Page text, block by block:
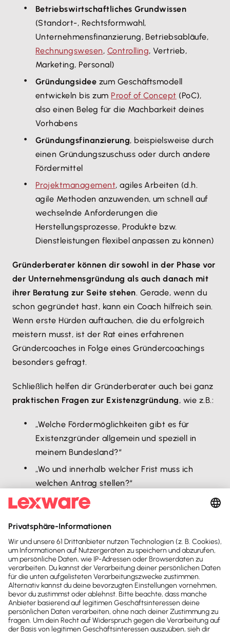
Betriebswirtschaftliches Grundwissen
(Standort-, Rechtsformwahl,
Unternehmensfinanzierung, Betriebsabläufe,
Rechnungswesen, Controlling, Vertrieb,
Marketing, Personal)
Gründungsidee zum Geschäftsmodell
entwickeln bis zum Proof of Concept (PoC),
also einen Beleg für die Machbarkeit deines
Vorhabens
Gründungsfinanzierung, beispielsweise durch
einen Gründungszuschuss oder durch andere
Fördermittel
Projektmanagement, agiles Arbeiten (d.h.
agile Methoden anzuwenden, um schnell auf
wechselnde Anforderungen die
Herstellungsprozesse, Produkte bzw.
Dienstleistungen flexibel anpassen zu können)
Gründerberater können dir sowohl in der Phase vor
der Unternehmensgründung als auch danach mit
ihrer Beratung zur Seite stehen. Gerade, wenn du
schon gegründet hast, kann ein Coach hilfreich sein.
Wenn erste Hürden auftauchen, die du erfolgreich
meistern musst, ist der Rat eines erfahrenen
Gründercoaches in Folge eines Gründercoachings
besonders gefragt.
Schließlich helfen dir Gründerberater auch bei ganz
praktischen Fragen zur Existenzgründung, wie z.B.:
„Welche Fördermöglichkeiten gibt es für
Existenzgründer allgemein und speziell in
meinem Bundesland?“
„Wo und innerhalb welcher Frist muss ich
welchen Antrag stellen?“
„Welche Genehmigungen, Zulassungen oder
„Wie kann ich einen Businessplan erstellen?“
Antworten auf diese und viele weitere Fragen
allgemeiner Natur kann vermutlich jeder Berater in
der Beratung für die Selbstständigkeit geben. Aber
du wirst neben klassischen Fragen, wie der
Finanzplanung, vielleicht auch sehrspezielle Fragen
haben, die markt- bzw. branchenspezifisch